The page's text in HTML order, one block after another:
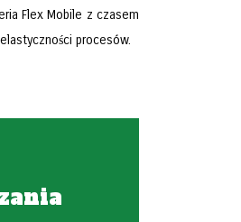
Flex Mobile z czasem
procesów.